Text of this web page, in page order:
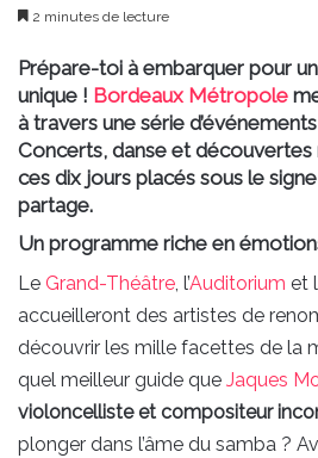
2 minutes de lecture
Prépare-toi à embarquer pour
unique ! Bordeaux Métropole
à travers une série
Concerts, danse et
ces dix jours placés sous le
partage.
Un programme riche en
Le Grand-Théâtre, l’Auditorium et
accueilleront des artistes de
découvrir les mille facettes de la
quel meilleur guide que Jaques
violoncelliste et compositeur
plonger dans l’âme du samba ?